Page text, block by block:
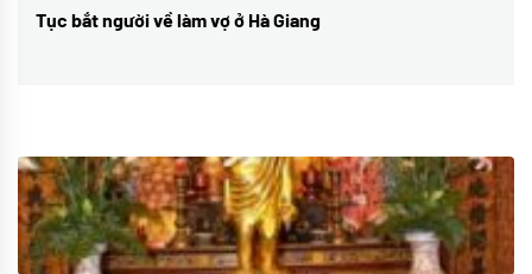
viết
Next
Tục bắt người về làm vợ ở Hà Giang